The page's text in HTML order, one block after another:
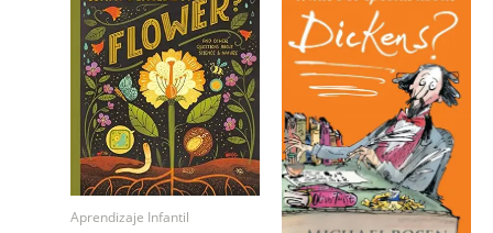
Aprendizaje Infantil